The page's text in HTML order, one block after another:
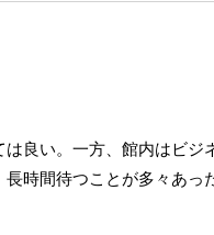
良い。一方、館内はビジ
時間待つことが多々あった